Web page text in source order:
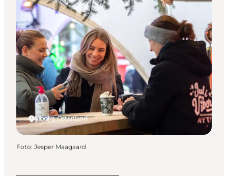
Viborg, Ostjütland
Foto: Jesper Maagaard